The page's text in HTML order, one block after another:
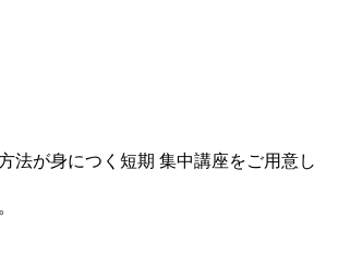
法が身につく短期 集中講座をご用意し